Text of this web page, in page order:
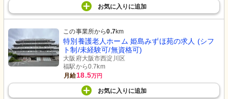
お気に入り に追加
この事業所から0.7km
特別養護老人ホーム 姫島みずほ苑の求人 (シフ
ト制/未経験可/無資格可)
大阪府大阪市西淀川区
福駅から0.7km
月給18.5万円
お気に入り に追加